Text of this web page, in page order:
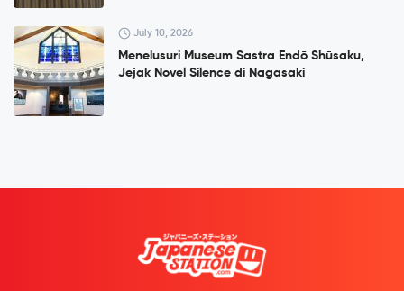
July 10, 2026
Menelusuri Museum Sastra Endō Shūsaku,
Jejak Novel Silence di Nagasaki